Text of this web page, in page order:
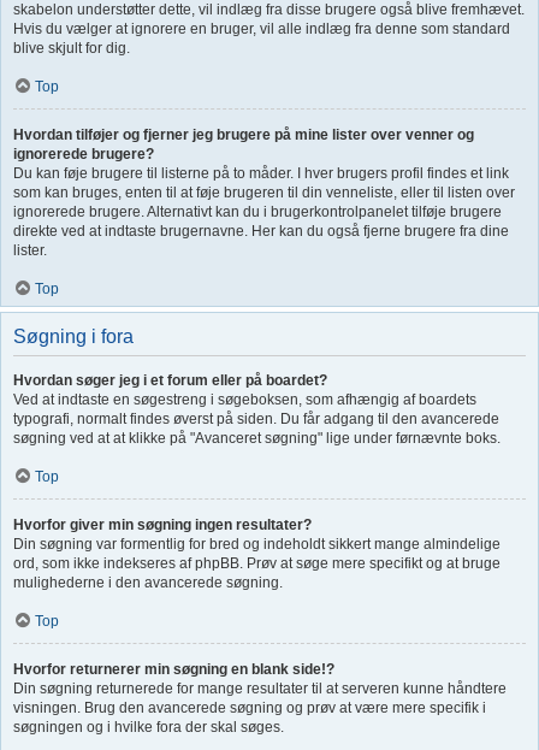
skabelon understøtter dette, vil indlæg fra disse brugere også blive fremhævet.
Hvis du vælger at ignorere en bruger, vil alle indlæg fra denne som standard
blive skjult for dig.
Top
Hvordan tilføjer og fjerner jeg brugere på mine lister over venner og
ignorerede brugere?
Du kan føje brugere til listerne på to måder. I hver brugers profil findes et link
som kan bruges, enten til at føje brugeren til din venneliste, eller til listen over
ignorerede brugere. Alternativt kan du i brugerkontrolpanelet tilføje brugere
direkte ved at indtaste brugernavne. Her kan du også fjerne brugere fra dine
lister.
Top
Søgning i fora
Hvordan søger jeg i et forum eller på boardet?
Ved at indtaste en søgestreng i søgeboksen, som afhængig af boardets
typografi, normalt findes øverst på siden. Du får adgang til den avancerede
søgning ved at at klikke på "Avanceret søgning" lige under førnævnte boks.
Top
Hvorfor giver min søgning ingen resultater?
Din søgning var formentlig for bred og indeholdt sikkert mange almindelige
ord, som ikke indekseres af phpBB. Prøv at søge mere specifikt og at bruge
mulighederne i den avancerede søgning.
Top
Hvorfor returnerer min søgning en blank side!?
Din søgning returnerede for mange resultater til at serveren kunne håndtere
visningen. Brug den avancerede søgning og prøv at være mere specifik i
søgningen og i hvilke fora der skal søges.